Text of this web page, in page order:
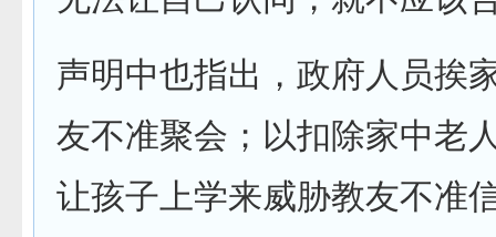
声明中也指出，政府人员挨
友不准聚会；以扣除家中老
让孩子上学来威胁教友不准